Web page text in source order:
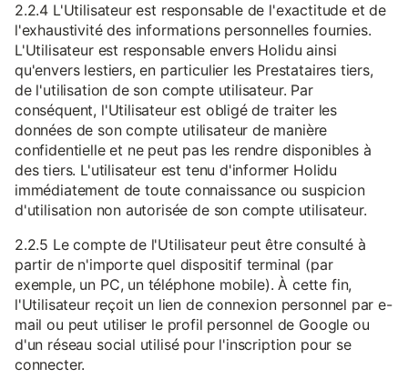
2.2.4 L'Utilisateur est responsable de l'exactitude et de
l'exhaustivité des informations personnelles fournies.
L'Utilisateur est responsable envers Holidu ainsi
qu'envers lestiers, en particulier les Prestataires tiers,
de l'utilisation de son compte utilisateur. Par
conséquent, l'Utilisateur est obligé de traiter les
données de son compte utilisateur de manière
confidentielle et ne peut pas les rendre disponibles à
des tiers. L'utilisateur est tenu d'informer Holidu
immédiatement de toute connaissance ou suspicion
d'utilisation non autorisée de son compte utilisateur.
2.2.5 Le compte de l'Utilisateur peut être consulté à
partir de n'importe quel dispositif terminal (par
exemple, un PC, un téléphone mobile). À cette fin,
l'Utilisateur reçoit un lien de connexion personnel par e-
mail ou peut utiliser le profil personnel de Google ou
d'un réseau social utilisé pour l'inscription pour se
connecter.